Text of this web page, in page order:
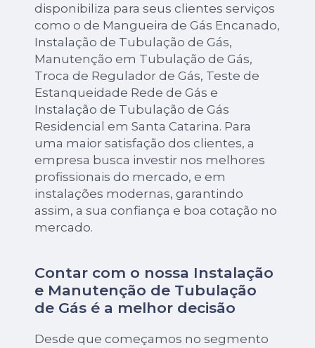
disponibiliza para seus clientes serviços
como o de Mangueira de Gás Encanado,
Instalação de Tubulação de Gás,
Manutenção em Tubulação de Gás,
Troca de Regulador de Gás, Teste de
Estanqueidade Rede de Gás e
Instalação de Tubulação de Gás
Residencial em Santa Catarina. Para
uma maior satisfação dos clientes, a
empresa busca investir nos melhores
profissionais do mercado, e em
instalações modernas, garantindo
assim, a sua confiança e boa cotação no
mercado.
Contar com o nossa Instalação
e Manutenção de Tubulação
de Gás é a melhor decisão
Desde que começamos no segmento